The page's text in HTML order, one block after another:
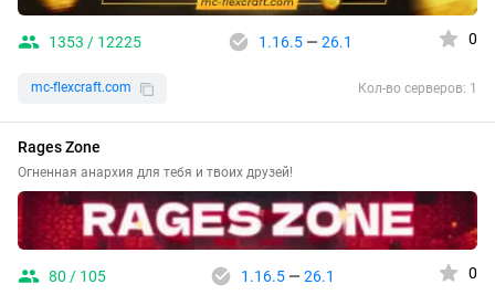
1353 / 12225 1.16.5— 26.1 0
mc-flexcraft.com Кол-во серверов: 1
Rages Zone
Огненная анархия для тебя и твоих друзей!
80 / 105 1.16.5— 26.1 0